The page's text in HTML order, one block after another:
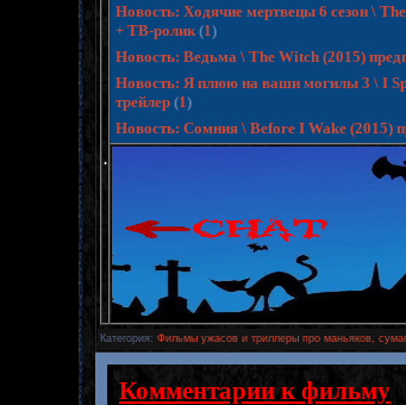
.
Новость: Ходячие мертвецы 6 сезон \
+ ТВ-ролик (1)
Новость: Ведьма \ The Witch (2015)
Новость: Я плюю на ваши могилы 3 \ I
трейлер (1)
Новость: Сомния \ Before I Wake (2015)
Категория: Фильмы ужасов и триллеры про маньяков,
Комментарии к фильму